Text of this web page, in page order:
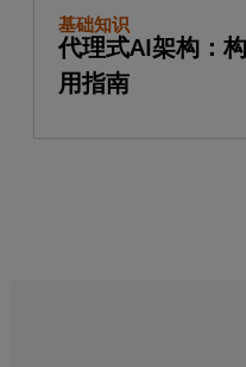
基础知识
代理式AI架构：
用指南